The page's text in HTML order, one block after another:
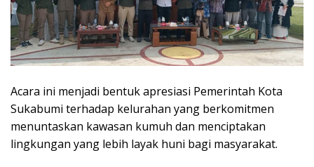
Acara ini menjadi bentuk apresiasi Pemerintah Kota
Sukabumi terhadap kelurahan yang berkomitmen
menuntaskan kawasan kumuh dan menciptakan
lingkungan yang lebih layak huni bagi masyarakat.